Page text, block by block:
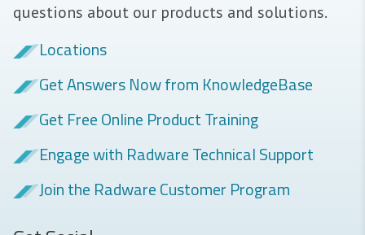
questions about our products and solutions.
Locations
Get Answers Now from KnowledgeBase
Get Free Online Product Training
Engage with Radware Technical Support
Join the Radware Customer Program